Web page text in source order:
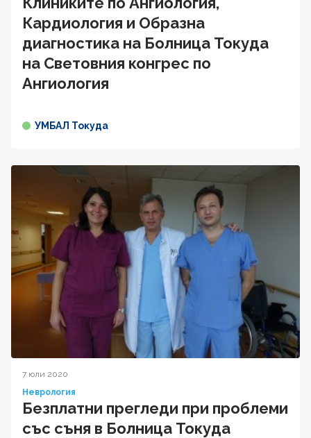
Кардиология и Образна
диагностика на Болница Токуда
на Световния конгрес по
Ангиология
УМБАЛ Токуда
7 юли 2020
Неврология
Безплатни прегледи при проблеми
със съня в Болница Токуда